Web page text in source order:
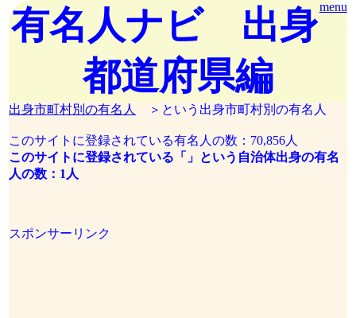
menu
有名人ナビ 出身
都道府県編
出身市町村別の有名人 ＞という出身市町村別の有名人
このサイトに登録されている有名人の数：70,856人
このサイトに登録されている「」という自治体出身の有名
人の数：1人
スポンサーリンク